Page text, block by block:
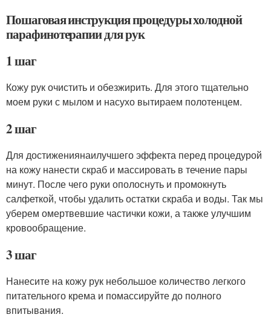
Пошаговая инструкция процедуры холодной
парафинотерапии для рук
1 шаг
Кожу рук очистить и обезжирить. Для этого тщательно
моем руки с мылом и насухо вытираем полотенцем.
2 шаг
Для достижениянаилучшего эффекта перед процедурой
на кожу нанести скраб и массировать в течение пары
минут. После чего руки ополоснуть и промокнуть
салфеткой, чтобы удалить остатки скраба и воды. Так мы
уберем омертвевшие частички кожи, а также улучшим
кровообращение.
3 шаг
Нанесите на кожу рук небольшое количество легкого
питательного крема и помассируйте до полного
впитывания.